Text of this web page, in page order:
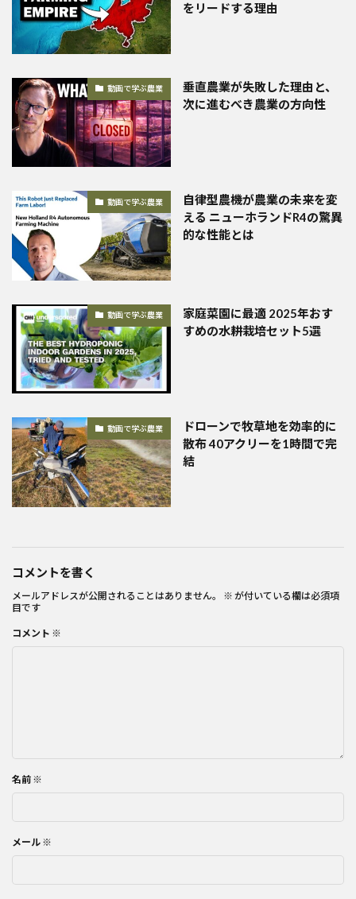
をリードする理由
動画で学ぶ農業
垂直農業が失敗した理由と、
次に進むべき農業の方向性
動画で学ぶ農業
自律型農機が農業の未来を変
える ニューホランドR4の驚異
的な性能とは
動画で学ぶ農業
家庭菜園に最適 2025年おす
すめの水耕栽培セット5選
動画で学ぶ農業
ドローンで牧草地を効率的に
散布 40アクリーを1時間で完
結
コメントを書く
メールアドレスが公開されることはありません。 ※ が付いている欄は必須項
目です
コメント ※
名前 ※
メール ※